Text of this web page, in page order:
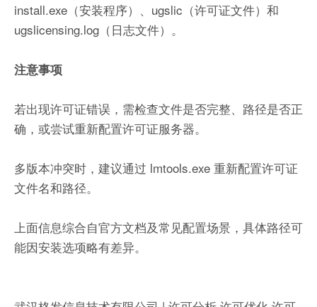
install.exe（安装程序）、ugslic（许可证文件）和
ugslicensing.log（日志文件）。
注意事项
若出现许可证错误，需检查文件是否完整、路径是否正
确，或尝试重新配置许可证服务器。
多版本冲突时，建议通过 lmtools.exe 重新配置许可证
文件名和路径。
上面信息综合自官方文档及常见配置场景，具体路径可
能因安装选项略有差异。